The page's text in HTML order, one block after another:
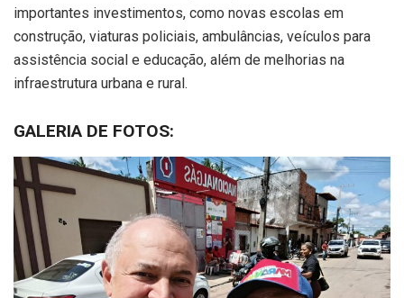
importantes investimentos, como novas escolas em
construção, viaturas policiais, ambulâncias, veículos para
assistência social e educação, além de melhorias na
infraestrutura urbana e rural.
GALERIA DE FOTOS: